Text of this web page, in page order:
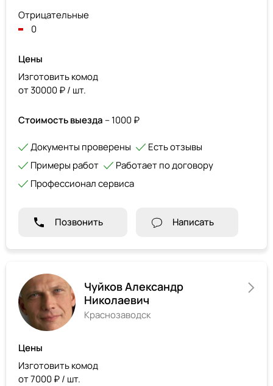
Отрицательные
0
Цены
Изготовить комод
от 30000 ₽ / шт.
Стоимость выезда – 1000 ₽
Документы проверены
Есть отзывы
Примеры работ
Работает по договору
Профессионал сервиса
Позвонить Написать
Чуйков Александр
Николаевич
Краснозаводск
Цены
Изготовить комод
от 7000 ₽ / шт.